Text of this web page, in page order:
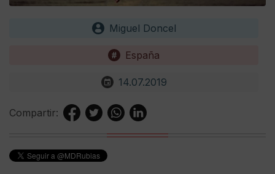
Miguel Doncel
España
14.07.2019
Compartir: